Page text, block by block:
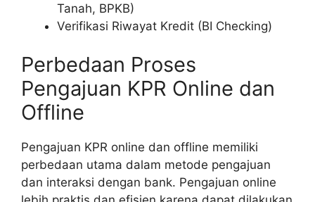
Tanah, BPKB)
Verifikasi Riwayat Kredit (BI Checking)
Perbedaan Proses
Pengajuan KPR Online dan
Offline
Pengajuan KPR online dan offline memiliki
perbedaan utama dalam metode pengajuan
dan interaksi dengan bank. Pengajuan online